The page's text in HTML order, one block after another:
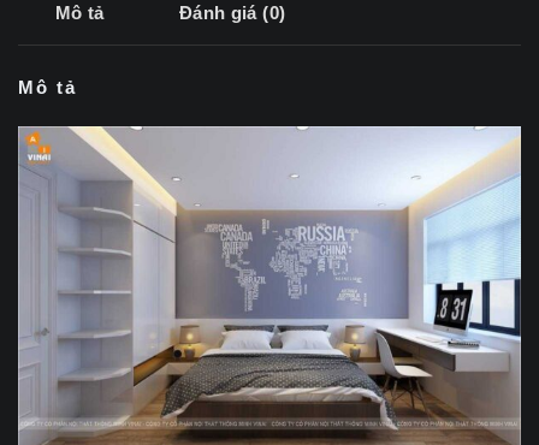
Mô tả Đánh giá (0)
Mô tả